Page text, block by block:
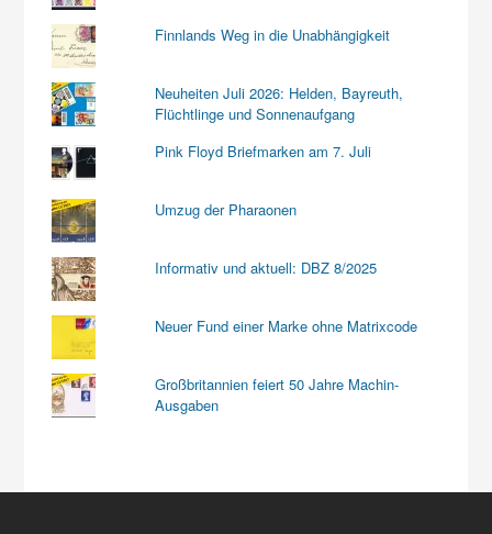
Finnlands Weg in die Unabhängigkeit
Neuheiten Juli 2026: Helden, Bayreuth,
Flüchtlinge und Sonnenaufgang
Pink Floyd Briefmarken am 7. Juli
Umzug der Pharaonen
Informativ und aktuell: DBZ 8/2025
Neuer Fund einer Marke ohne Matrixcode
Großbritannien feiert 50 Jahre Machin-
Ausgaben